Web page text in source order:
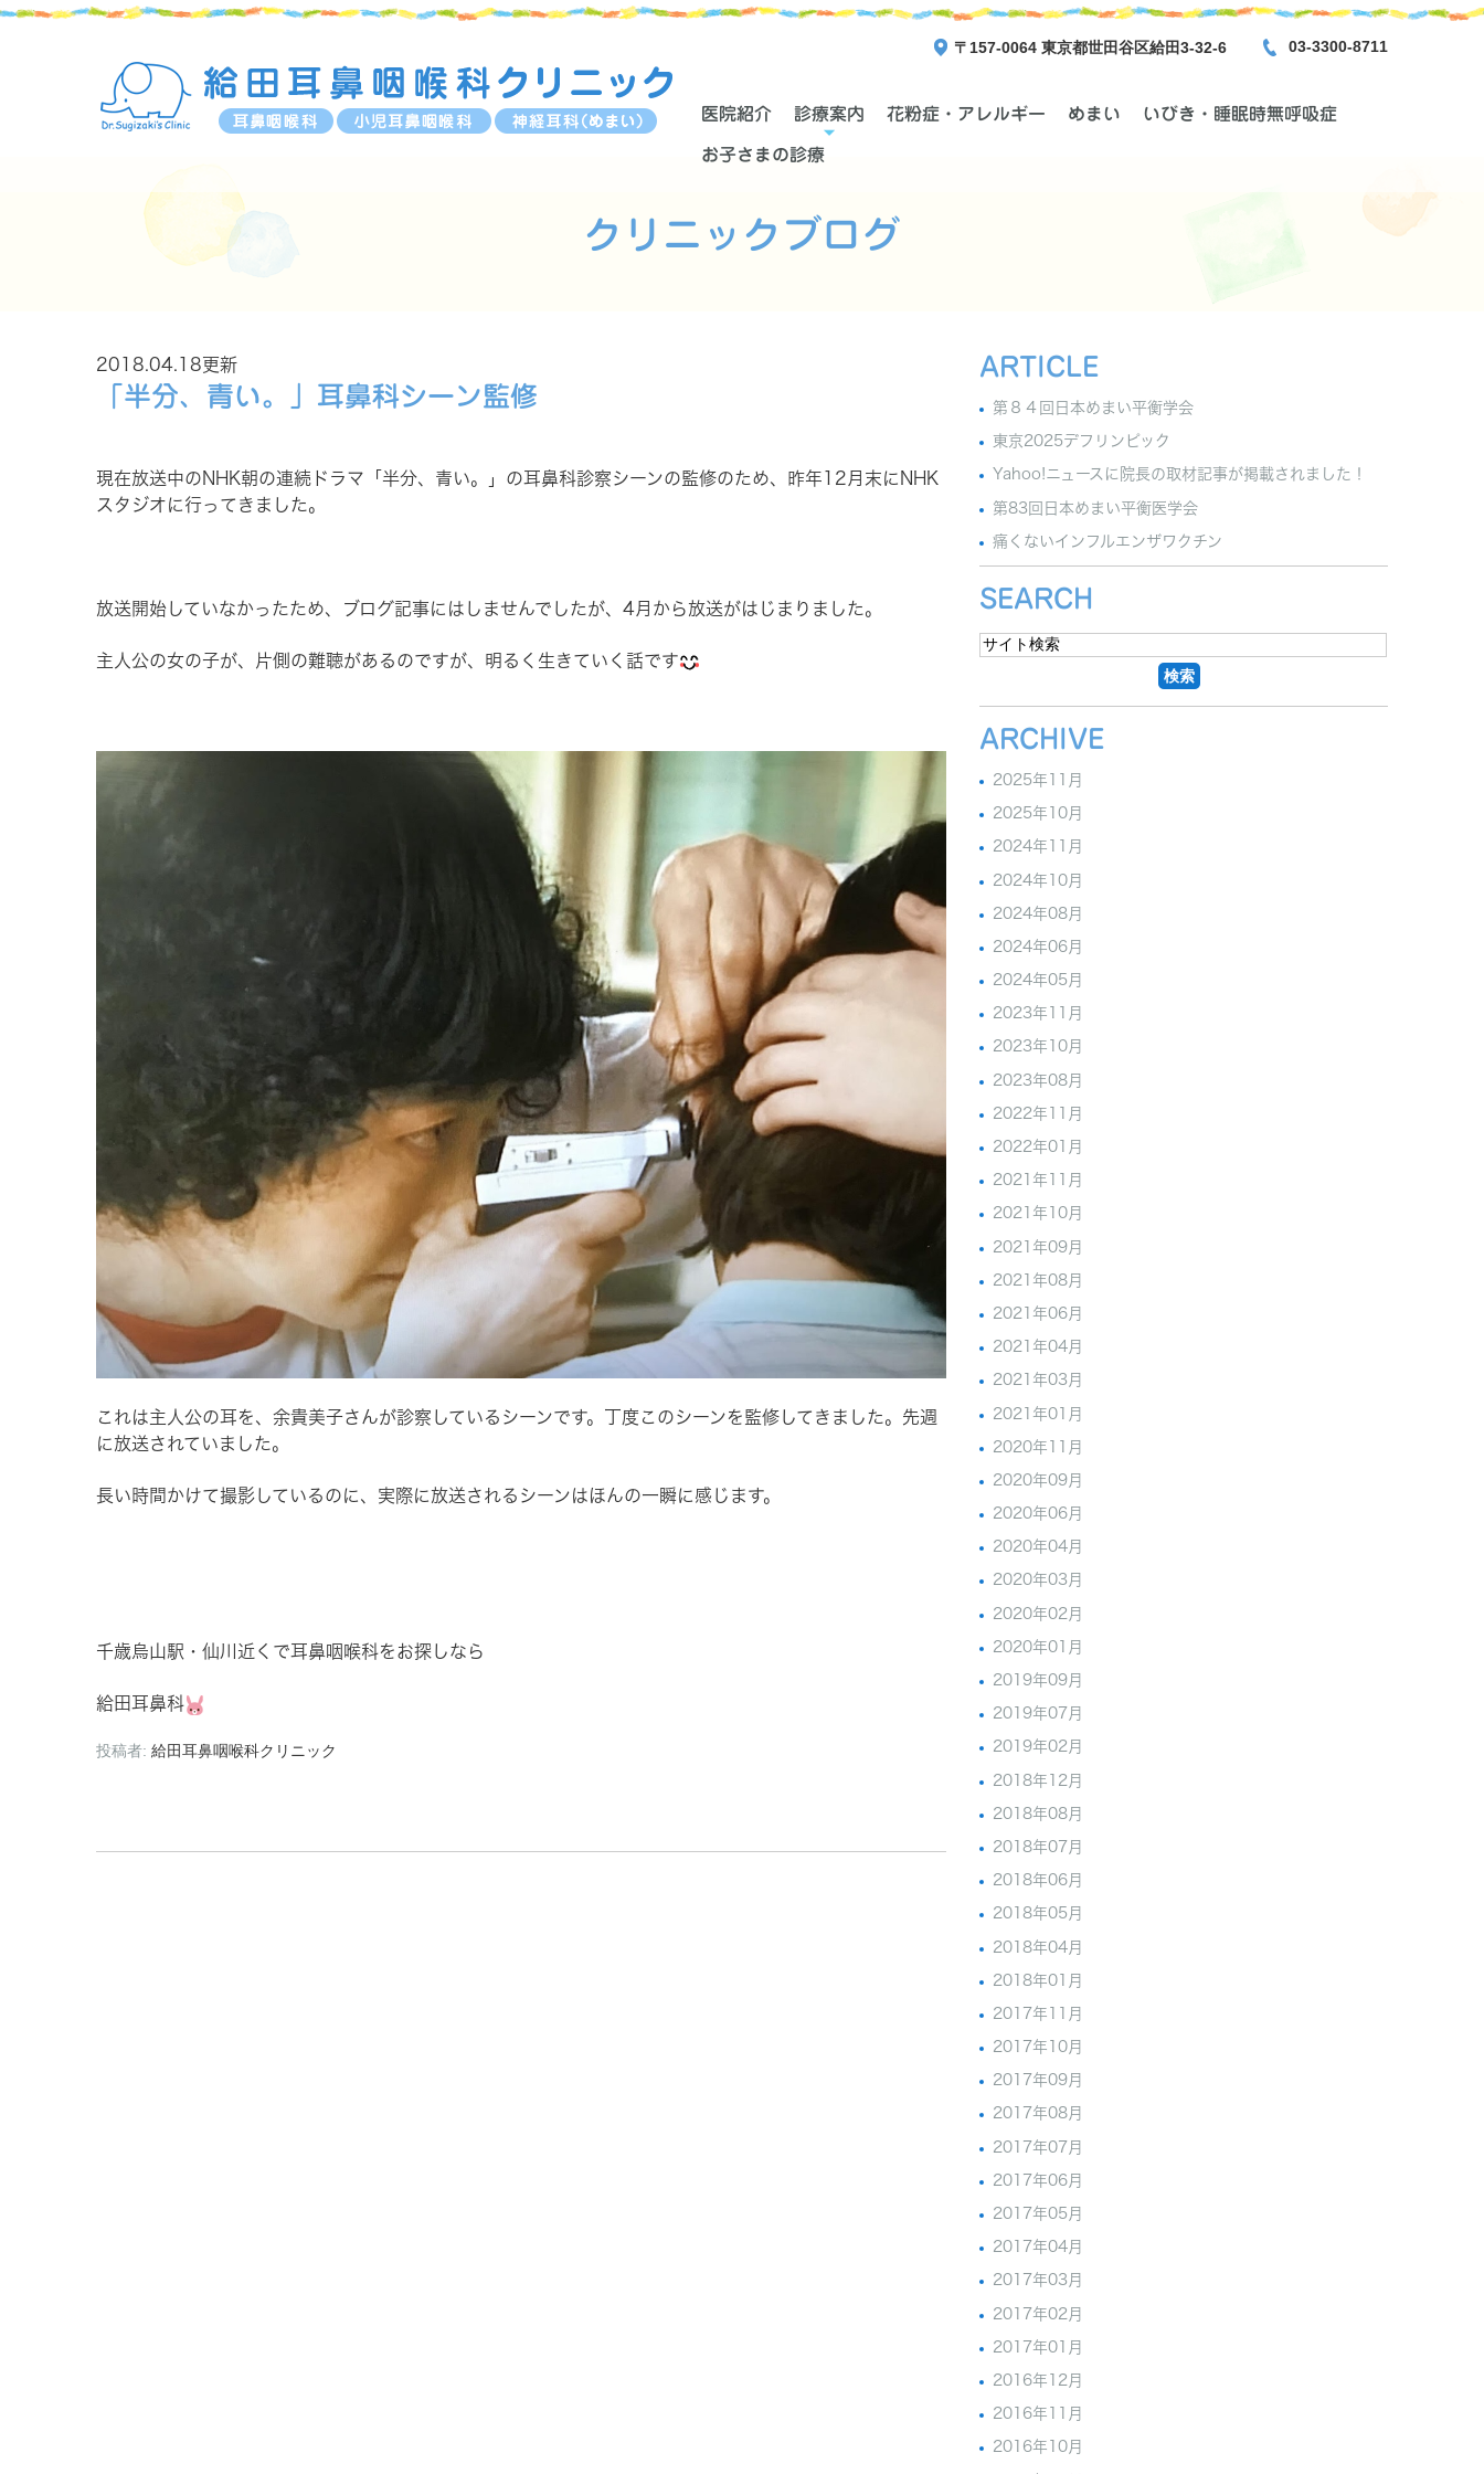
〒157-0064 東京都世田谷区給田3-32-6 03-3300-8711
医院紹介 診療案内 花粉症・アレルギー めまい いびき・睡眠時無呼吸症
お子さまの診療
クリニックブログ
2018.04.18更新
「半分、青い。」耳鼻科シーン監修
現在放送中のNHK朝の連続ドラマ「半分、青い。」の耳鼻科診察シーンの監修のため、昨年12月末にNHK
スタジオに行ってきました。
放送開始していなかったため、ブログ記事にはしませんでしたが、4月から放送がはじまりました。
主人公の女の子が、片側の難聴があるのですが、明るく生きていく話です
これは主人公の耳を、余貴美子さんが診察しているシーンです。丁度このシーンを監修してきました。先週
に放送されていました。
長い時間かけて撮影しているのに、実際に放送されるシーンはほんの一瞬に感じます。
千歳烏山駅・仙川近くで耳鼻咽喉科をお探しなら
給田耳鼻科
投稿者: 給田耳鼻咽喉科クリニック
ARTICLE
第８４回日本めまい平衡学会
東京2025デフリンピック
Yahoo!ニュースに院長の取材記事が掲載されました！
第83回日本めまい平衡医学会
痛くないインフルエンザワクチン
SEARCH
ARCHIVE
2025年11月
2025年10月
2024年11月
2024年10月
2024年08月
2024年06月
2024年05月
2023年11月
2023年10月
2023年08月
2022年11月
2022年01月
2021年11月
2021年10月
2021年09月
2021年08月
2021年06月
2021年04月
2021年03月
2021年01月
2020年11月
2020年09月
2020年06月
2020年04月
2020年03月
2020年02月
2020年01月
2019年09月
2019年07月
2019年02月
2018年12月
2018年08月
2018年07月
2018年06月
2018年05月
2018年04月
2018年01月
2017年11月
2017年10月
2017年09月
2017年08月
2017年07月
2017年06月
2017年05月
2017年04月
2017年03月
2017年02月
2017年01月
2016年12月
2016年11月
2016年10月